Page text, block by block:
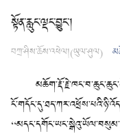
སྟོན་རླུང་ལྡང་བྱུང་།
བཀྲ་ཤིས་ཆོས་འཕེལ།(ཡུལ་ཤུལ)